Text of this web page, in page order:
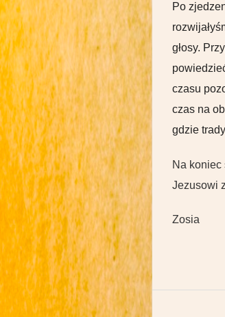
Po
głosy.
czasu
czas na
gdzie
Na koniec
Jezusowi
Zosia